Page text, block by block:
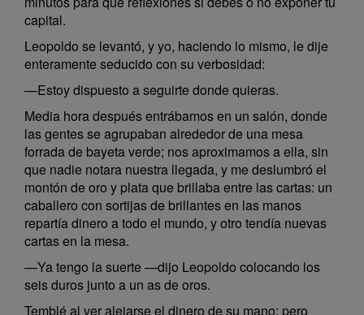
capital.
Leopoldo se levantó, y yo, haciendo lo mismo, le dije
enteramente seducido con su verbosidad:
—Estoy dispuesto a seguirte donde quieras.
Media hora después entrábamos en un salón, donde
las gentes se agrupaban alrededor de una mesa
forrada de bayeta verde; nos aproximamos a ella, sin
que nadie notara nuestra llegada, y me deslumbró el
montón de oro y plata que brillaba entre las cartas: un
caballero con sortijas de brillantes en las manos
repartía dinero a todo el mundo, y otro tendía nuevas
cartas en la mesa.
—Ya tengo la suerte —dijo Leopoldo colocando los
seis duros junto a un as de oros.
Temblé al ver alejarse el dinero de su mano; pero